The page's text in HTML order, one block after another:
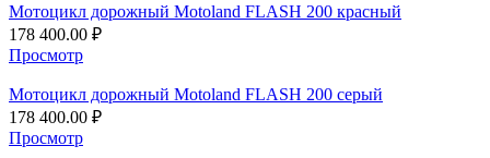
Мотоцикл дорожный Motoland FLASH 200 красный
178 400.00 ₽
Просмотр
Мотоцикл дорожный Motoland FLASH 200 серый
178 400.00 ₽
Просмотр